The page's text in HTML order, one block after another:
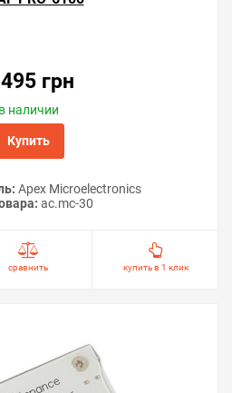
онлайн-консультанту.
и поможем сделать печать на
грн
в наличии
Купить
Apex Microelectronics
ac.mc-30
сравнить купить в 1 клик